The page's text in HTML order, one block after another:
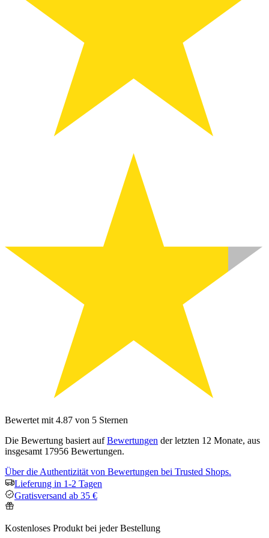
Bewertet mit 4.87 von 5 Sternen
Die Bewertung basiert aufBewertungen der letzten 12 Monate, aus
insgesamt 17956 Bewertungen.
Über die Authentizität von Bewertungen bei Trusted Shops.
Lieferung in 1-2 Tagen
Gratisversand ab 35 €
Kostenloses Produkt bei jeder Bestellung